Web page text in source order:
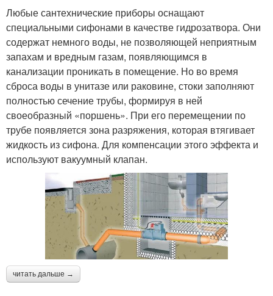
Любые сантехнические приборы оснащают
специальными сифонами в качестве гидрозатвора. Они
содержат немного воды, не позволяющей неприятным
запахам и вредным газам, появляющимся в
канализации проникать в помещение. Но во время
сброса воды в унитазе или раковине, стоки заполняют
полностью сечение трубы, формируя в ней
своеобразный «поршень». При его перемещении по
трубе появляется зона разряжения, которая втягивает
жидкость из сифона. Для компенсации этого эффекта и
используют вакуумный клапан.
читать дальше →